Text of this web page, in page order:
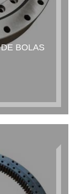
BOLAS